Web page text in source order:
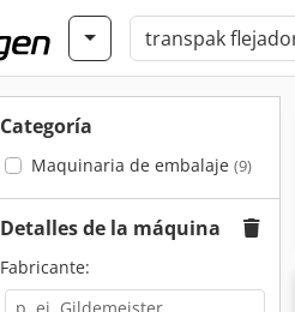
Categoría
Maquinaria de embalaje (9)
Detalles de la máquina
Fabricante: